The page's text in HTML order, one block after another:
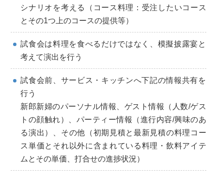
シナリオを考える（コース料理：受注したいコース
とその1つ上のコースの提供等）
試食会は料理を食べるだけではなく、模擬披露宴と
考えて演出を行う
試食会前、サービス・キッチンへ下記の情報共有を
行う
新郎新婦のパーソナル情報、ゲスト情報（人数/ゲス
トの顔触れ）、パーティー情報（進行内容/興味のあ
る演出）、その他（初期見積と最新見積の料理コー
ス単価とそれ以外に含まれている料理・飲料アイテ
ムとその単価、打合せの進捗状況）